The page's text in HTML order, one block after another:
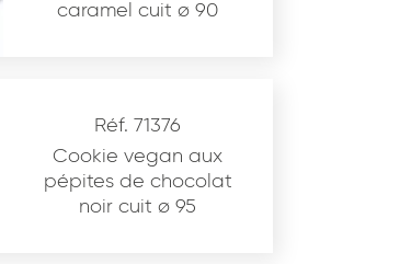
caramel cuit ø 90
Réf. 71376
Cookie vegan aux
pépites de chocolat
noir cuit ø 95